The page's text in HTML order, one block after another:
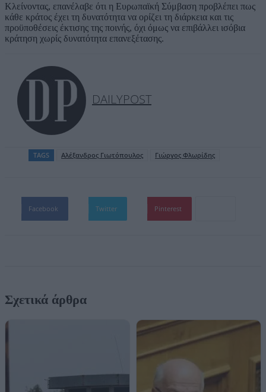
Κλείνοντας, επανέλαβε ότι η Ευρωπαϊκή Σύμβαση προβλέπει πως
κάθε κράτος έχει τη δυνατότητα να ορίζει τη διάρκεια και τις
προϋποθέσεις έκτισης της ποινής, όχι όμως να επιβάλλει ισόβια
κράτηση χωρίς δυνατότητα επανεξέτασης.
DAILYPOST
TAGS Αλέξανδρος Γιωτόπουλος Γιώργος Φλωρίδης
Facebook Twitter Pinterest
Σχετικά άρθρα